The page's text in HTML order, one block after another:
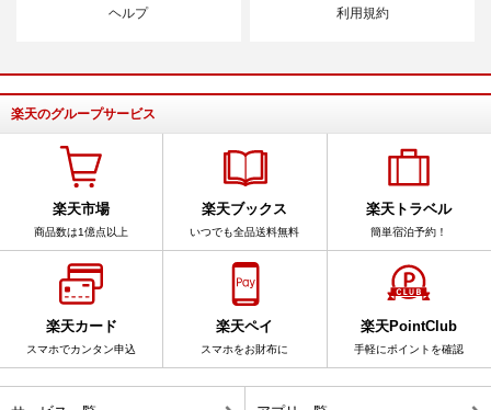
ヘルプ 利用規約
楽天のグループサービス
楽天市場
商品数は1億点以上
楽天ブックス
いつでも全品送料無料
楽天トラベル
簡単宿泊予約！
楽天カード
スマホでカンタン申込
楽天ペイ
スマホをお財布に
楽天PointClub
手軽にポイントを確認